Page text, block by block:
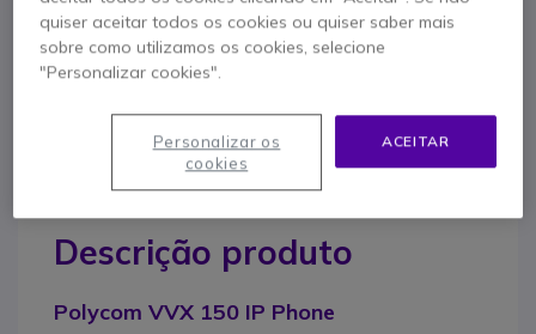
Contacte os nossos peritos -Linha gratuita
Descrição produto
Polycom VVX 150 IP Phone
quiser aceitar todos os cookies ou quiser saber mais
sobre como utilizamos os cookies, selecione
"Personalizar cookies".
ACEITAR
Personalizar os
cookies